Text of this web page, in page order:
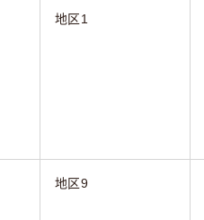
地区1
地区9